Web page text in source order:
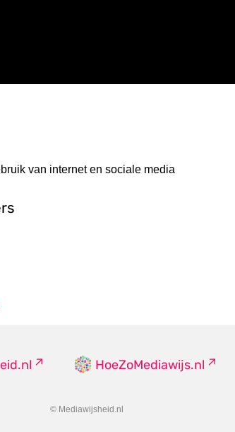
van internet en sociale media
HoeZoMediawijs.nl
© Mediawijsheid.nl